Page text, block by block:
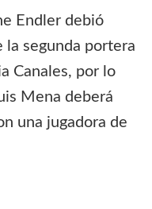
Endler debió
la segunda portera
Canales, por lo
Mena deberá
una jugadora de